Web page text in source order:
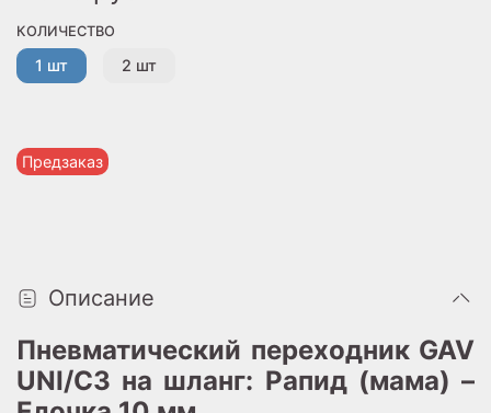
Предзаказ
КОЛИЧЕСТВО
1 шт 2 шт
Описание
Пневматический переходник GAV
UNI/C3 на шланг: Рапид (мама) –